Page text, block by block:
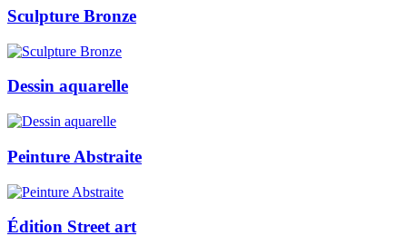
Sculpture Bronze
Dessin aquarelle
Peinture Abstraite
Édition Street art